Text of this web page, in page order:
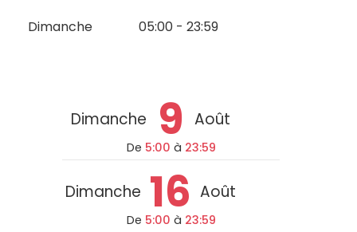
Dimanche 05:00 - 23:59
Dimanche 9 Août
De 5:00 à 23:59
Dimanche 16 Août
De 5:00 à 23:59